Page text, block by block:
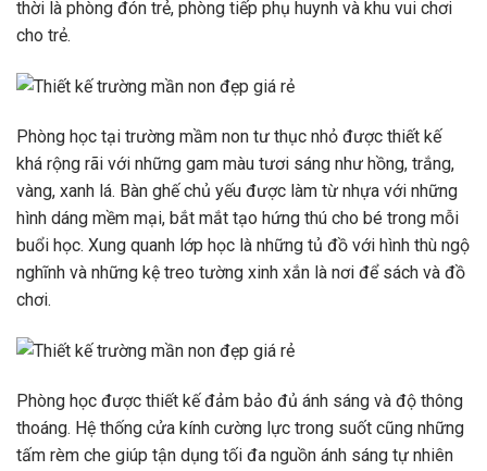
thời là phòng đón trẻ, phòng tiếp phụ huynh và khu vui chơi
cho trẻ.
Phòng học tại trường mầm non tư thục nhỏ được thiết kế
khá rộng rãi với những gam màu tươi sáng như hồng, trắng,
vàng, xanh lá. Bàn ghế chủ yếu được làm từ nhựa với những
hình dáng mềm mại, bắt mắt tạo hứng thú cho bé trong mỗi
buổi học. Xung quanh lớp học là những tủ đồ với hình thù ngộ
nghĩnh và những kệ treo tường xinh xắn là nơi để sách và đồ
chơi.
Phòng học được thiết kế đảm bảo đủ ánh sáng và độ thông
thoáng. Hệ thống cửa kính cường lực trong suốt cũng những
tấm rèm che giúp tận dụng tối đa nguồn ánh sáng tự nhiên